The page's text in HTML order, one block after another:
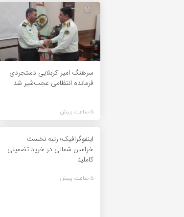
سرهنگ امیر کربلایی دستجردی
فرمانده انتظامی عجب‌شیر شد
5 ساعت پیش
اینفوگرافیک؛ رتبه نخست
خراسان شمالی در خرید تضمینی
کاملینا
5 ساعت پیش